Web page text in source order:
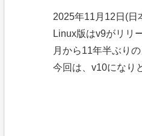
2025年11月12日(日
Linux版はv9がリリ
月から11年半ぶり
今回は、v10になり